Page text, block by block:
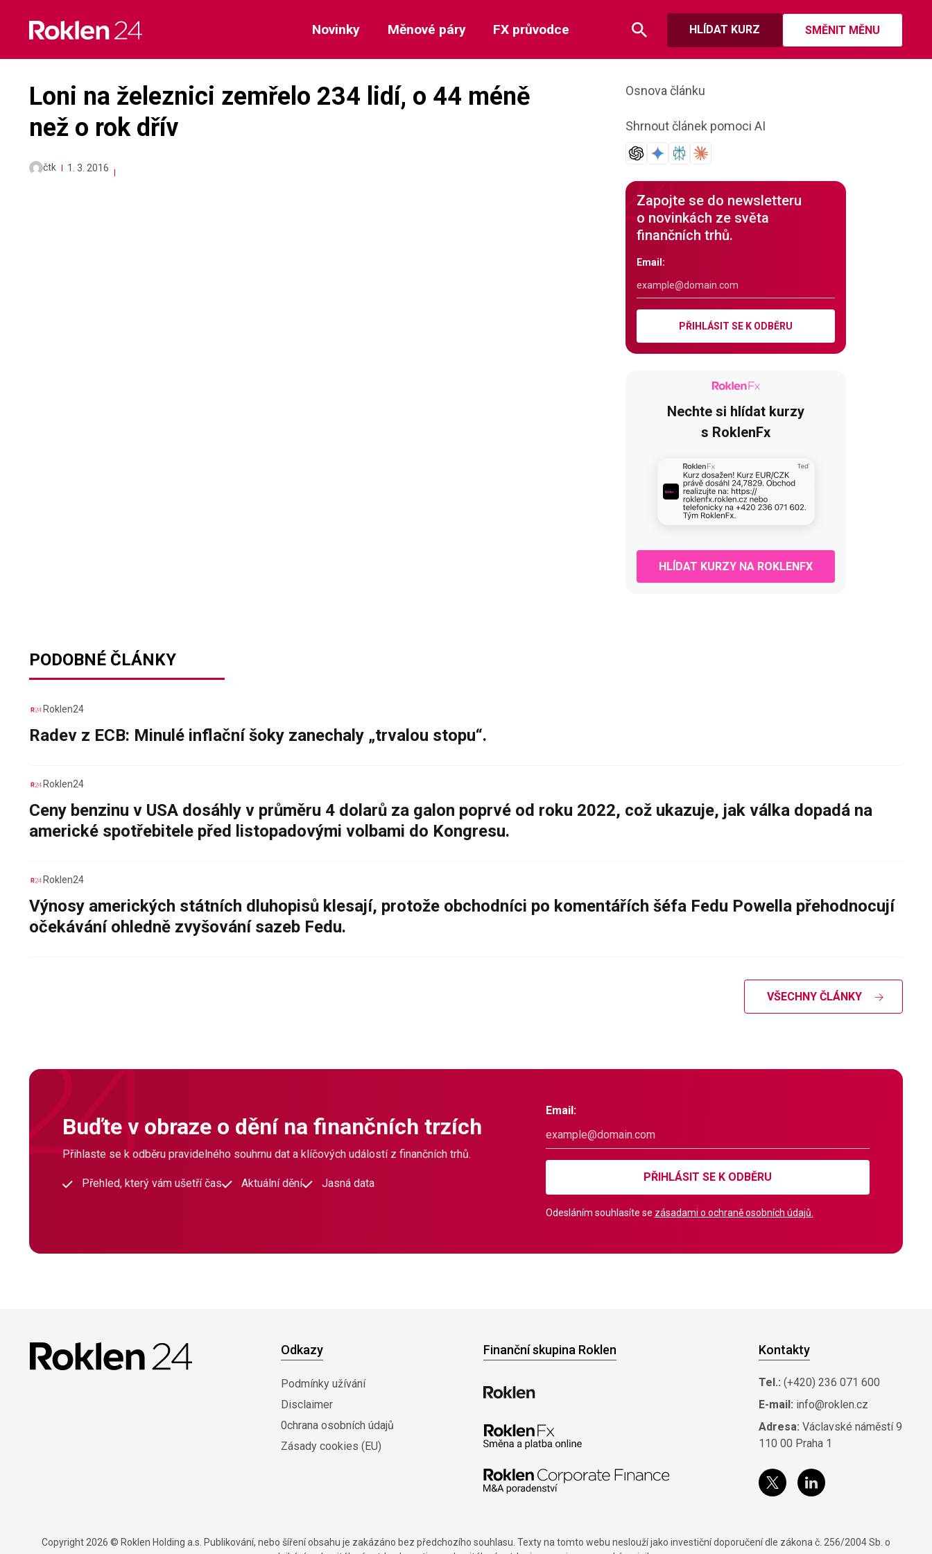
content
HLÍDAT KURZ SMĚNIT MĚNU
Novinky Měnové páry FX průvodce
Loni na železnici zemřelo 234 lidí, o 44 méně
než o rok dřív
čtk 1. 3. 2016
Osnova článku
Shrnout článek pomoci AI
Zapojte se do newsletteru
o novinkách ze světa
finančních trhů.
Email:
PŘIHLÁSIT SE K ODBĚRU
Nechte si hlídat kurzy
s RoklenFx
HLÍDAT KURZY NA ROKLENFX
PODOBNÉ ČLÁNKY
Roklen24
Radev z ECB: Minulé inflační šoky zanechaly „trvalou stopu“.
Roklen24
Ceny benzinu v USA dosáhly v průměru 4 dolarů za galon poprvé od roku 2022, což ukazuje, jak válka dopadá na
americké spotřebitele před listopadovými volbami do Kongresu.
Roklen24
Výnosy amerických státních dluhopisů klesají, protože obchodníci po komentářích šéfa Fedu Powella přehodnocují
očekávání ohledně zvyšování sazeb Fedu.
VŠECHNY ČLÁNKY
Buďte v obraze o dění na finančních trzích
Přihlaste se k odběru pravidelného souhrnu dat a klíčových událostí z finančních trhů.
Přehled, který vám ušetří čas Aktuální dění Jasná data
Email:
PŘIHLÁSIT SE K ODBĚRU
Odesláním souhlasíte se zásadami o ochraně osobních údajů.
Odkazy
Podmínky užívání
Disclaimer
0chrana osobních údajů
Zásady cookies (EU)
Finanční skupina Roklen Kontakty
Tel.: (+420) 236 071 600
E-mail: info@roklen.cz
Adresa: Václavské náměstí 9
110 00 Praha 1
Copyright 2026 © Roklen Holding a.s. Publikování, nebo šíření obsahu je zakázáno bez předchozího souhlasu. Texty na tomto webu neslouží jako investiční doporučení dle zákona č. 256/2004 Sb. o